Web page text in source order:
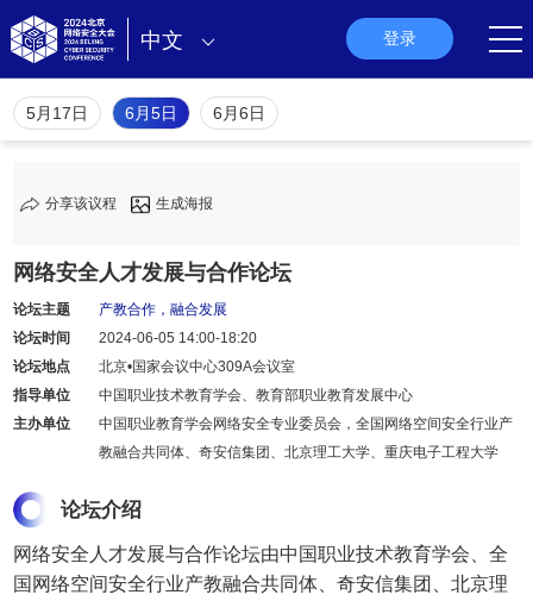
中文 登录
5月17日 6月5日 6月6日
分享该议程 生成海报
网络安全人才发展与合作论坛
论坛主题
产教合作，融合发展
论坛时间
2024-06-05 14:00-18:20
论坛地点
北京•国家会议中心309A会议室
指导单位
中国职业技术教育学会、教育部职业教育发展中心
主办单位
中国职业教育学会网络安全专业委员会，全国网络空间安全行业产
教融合共同体、奇安信集团、北京理工大学、重庆电子工程大学
论坛介绍
网络安全人才发展与合作论坛由中国职业技术教育学会 、全
国网络空间安全行业产教融合共同体、奇安信集团、北京理